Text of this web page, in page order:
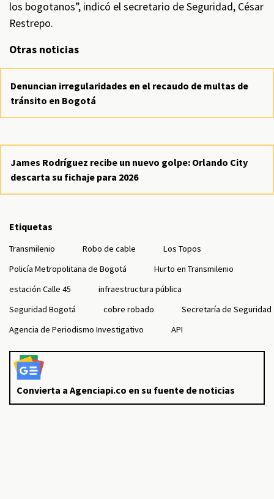
los bogotanos”, indicó el secretario de Seguridad, César
Restrepo.
Otras noticias
Denuncian irregularidades en el recaudo de multas de
tránsito en Bogotá
James Rodríguez recibe un nuevo golpe: Orlando City
descarta su fichaje para 2026
Etiquetas
Transmilenio Robo de cable
Los Topos
Policía Metropolitana de Bogotá
Hurto en Transmilenio
estación Calle 45
infraestructura pública
Seguridad Bogotá
cobre robado
Secretaría de Seguridad
Agencia de Periodismo Investigativo
API
Convierta a Agenciapi.co en su fuente de noticias